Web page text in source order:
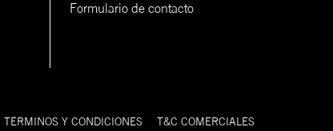
Formulario de contacto
TÉRMINOS Y CONDICIONES T&C COMERCIALES